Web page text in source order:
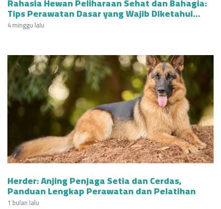
Tips Perawatan Dasar yang Wajib Diketahui
Pemilik
4 minggu lalu
Herder: Anjing Penjaga Setia dan Cerdas,
Panduan Lengkap Perawatan dan Pelatihan
1 bulan lalu